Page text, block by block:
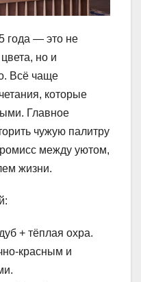
года — это не
но и
Всё чаще
которые
Главное
чужую палитру
между уютом,
жизни.
+ тёплая охра.
красным и